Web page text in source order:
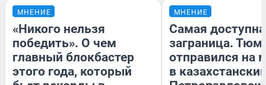
МНЕНИЕ
«Никого нельзя
победить». О чем
главный блокбастер
этого года, который
МНЕНИЕ
Самая
заграница.
отправился на
в